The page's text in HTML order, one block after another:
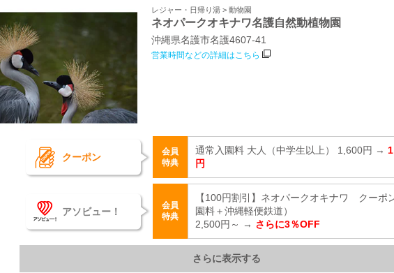
レジャー・日帰り湯 > 動物園
ネオパークオキナワ名護自然動植物園
沖縄県名護市名護4607‐41
営業時間などの詳細はこちら
クーポン
会員
特典
通常入園料 大人（中学生以上） 1,600円 →
円
アソビュー！
会員
特典
【100円割引】ネオパークオキナワ クーポ
園料＋沖縄軽便鉄道）
2,500円～ → さらに3％OFF
さらに表示する